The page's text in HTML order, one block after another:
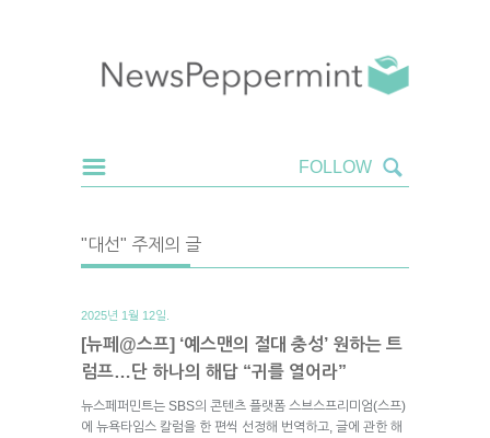
"대선" 주제의 글
2025년 1월 12일.
[뉴페@스프] ‘예스맨의 절대 충성’ 원하는 트
럼프…단 하나의 해답 “귀를 열어라”
뉴스페퍼민트는 SBS의 콘텐츠 플랫폼 스브스프리미엄(스프)
에 뉴욕타임스 칼럼을 한 편씩 선정해 번역하고, 글에 관한 해